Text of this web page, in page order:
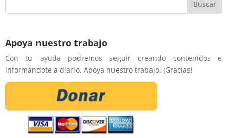
Apoya nuestro trabajo
Con tu ayuda podremos seguir creando contenidos e
informándote a diario. Apoya nuestro trabajo. ¡Gracias!